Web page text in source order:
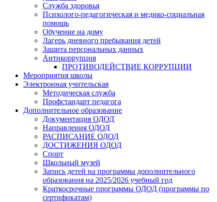
Служба здоровья
Психолого-педагогическая и медико-социальная
помощь
Обучение на дому
Лагерь дневного пребывания детей
Защита персональных данных
Антикоррупция
ПРОТИВОДЕЙСТВИЕ КОРРУПЦИИ
Мероприятия школы
Электронная учительская
Методическая служба
Профстандарт педагога
Дополнительное образование
Документация ОДОД
Направления ОДОД
РАСПИСАНИЕ ОДОД
ДОСТИЖЕНИЯ ОДОД
Спорт
Школьный музей
Запись детей на программы дополнительного
образования на 2025/2026 учебный год
Краткосрочные программы ОДОД (программы по
сертификатам)